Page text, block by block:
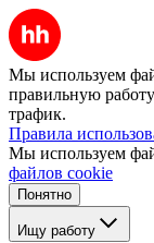
Мы используем
правильную
трафик.
Правила
Мы используем
файлов cookie
Понятно
Ищу работу